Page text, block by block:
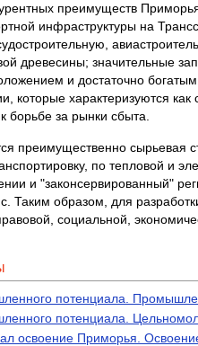
преимуществ
инфраструктуры на
древесины; значительные
и достаточно
которые характеризуются
борьбе за рынки сбыта.
преимущественно сырьевая
по тепловой и
и "законсервированный"
Таким образом, для
социальной,
потенциала.
потенциала.
освоение Приморья.